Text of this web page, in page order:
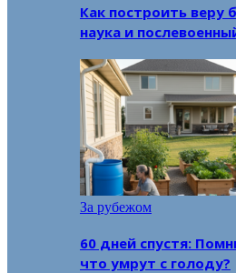
Как построить веру
наука и
За рубежом
60 дней спустя:
что умрут с голоду?